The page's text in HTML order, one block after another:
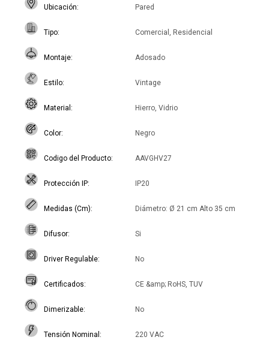
Ubicación Pared
Tipo Comercial, Residencial
Montaje Adosado
Estilo Vintage
Material Hierro, Vidrio
Color Negro
Codigo del Producto AAVGHV27
Protección IP IP20
Medidas (Cm) Diámetro: Ø 21 cm Alto 35 cm
Difusor Si
Driver Regulable No
Certificados CE &amp; RoHS, TUV
Dimerizable No
Tensión Nominal 220 VAC